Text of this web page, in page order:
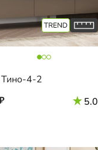
4-2
5.0